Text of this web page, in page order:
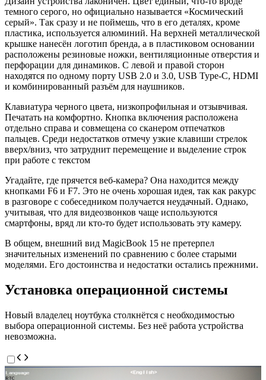
темного серого, но официально называется «Космический
серый». Так сразу и не поймешь, что в его деталях, кроме
пластика, используется алюминий. На верхней металлической
крышке нанесён логотип бренда, а в пластиковом основании
расположены резиновые ножки, вентиляционные отверстия и
перфорации для динамиков. С левой и правой сторон
находятся по одному порту USB 2.0 и 3.0, USB Type-C, HDMI
и комбинированный разъём для наушников.
Клавиатура черного цвета, низкопрофильная и отзывчивая.
Печатать на комфортно. Кнопка включения расположена
отдельно справа и совмещена со сканером отпечатков
пальцев. Среди недостатков отмечу узкие клавиши стрелок
вверх/вниз, что затруднит перемещение и выделение строк
при работе с текстом
Угадайте, где прячется веб-камера? Она находится между
кнопками F6 и F7. Это не очень хорошая идея, так как ракурс
в разговоре с собеседником получается неудачный. Однако,
учитывая, что для видеозвонков чаще используются
смартфоны, вряд ли кто-то будет использовать эту камеру.
В общем, внешний вид MagicBook 15 не претерпел
значительных изменений по сравнению с более старыми
моделями. Его достоинства и недостатки остались прежними.
Установка операционной системы
Новый владелец ноутбука столкнётся с необходимостью
выбора операционной системы. Без неё работа устройства
невозможна.